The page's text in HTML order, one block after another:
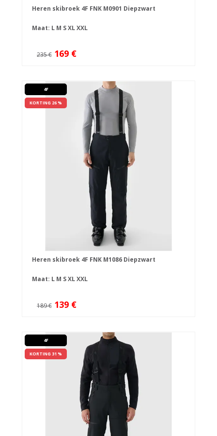
Heren skibroek 4F FNK M0901 Diepzwart
Maat: L M SXLXXL
235 € 169 €
4F
KORTING 26 %
Heren skibroek 4F FNK M1086 Diepzwart
Maat: L M SXLXXL
189 € 139 €
4F
KORTING 31 %